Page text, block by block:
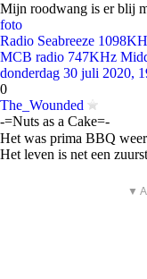
Mijn roodwang is er blij
foto
Radio Seabreeze
MCB radio 747KHz
donderdag 30 juli 2020,
0
The_Wounded
-=Nuts as a Cake=-
Het was prima BBQ
Het leven is net een
▼